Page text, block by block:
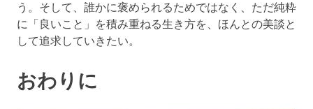
う。そして、誰かに褒められるためではなく、ただ純粋
に「良いこと」を積み重ねる生き方を、ほんとの美談と
して追求していきたい。
おわりに